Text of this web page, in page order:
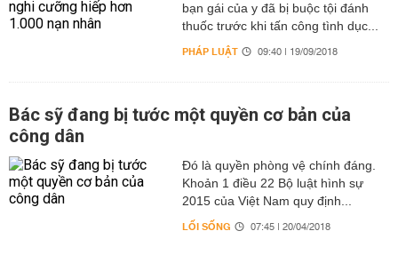
bạn gái của y đã bị buộc tội đánh
thuốc trước khi tấn công tình dục...
PHÁP LUẬT 09:40 | 19/09/2018
Bác sỹ đang bị tước một quyền cơ bản của
công dân
Đó là quyền phòng vệ chính đáng.
Khoản 1 điều 22 Bộ luật hình sự
2015 của Việt Nam quy định...
LỐI SỐNG 07:45 | 20/04/2018